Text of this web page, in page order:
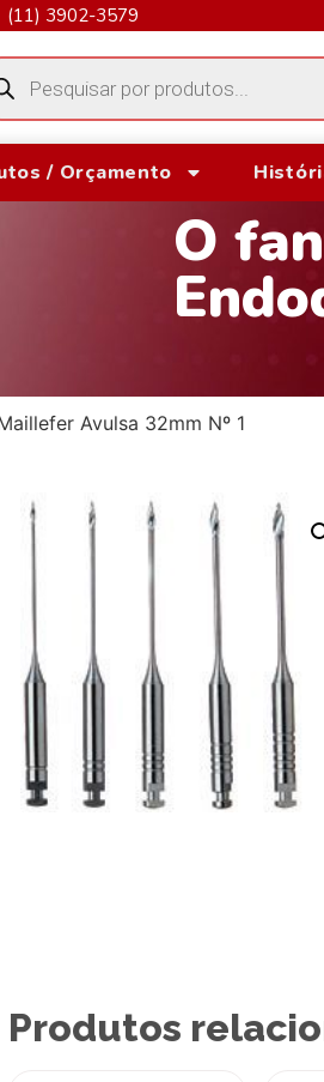
(11) 3902-3579
/ Orçamento
O
Avulsa 32mm Nº 1
Produtos